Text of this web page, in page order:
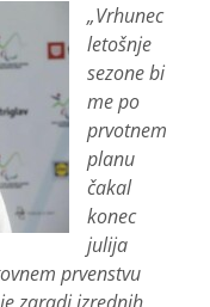
„Vrhunec
letošnje
sezone bi
me po
prvotnem
planu
čakal
konec
julija
prvenstvu